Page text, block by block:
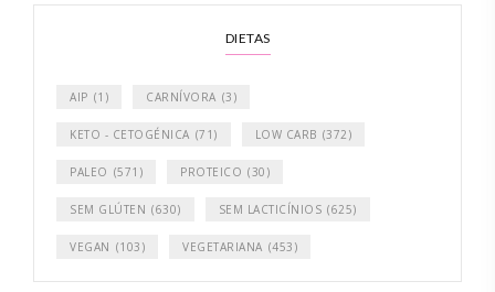
DIETAS
AIP (1) CARNÍVORA (3)
KETO - CETOGÉNICA (71) LOW CARB (372)
PALEO (571) PROTEICO (30)
SEM GLÚTEN (630) SEM LACTICÍNIOS (625)
VEGAN (103) VEGETARIANA (453)